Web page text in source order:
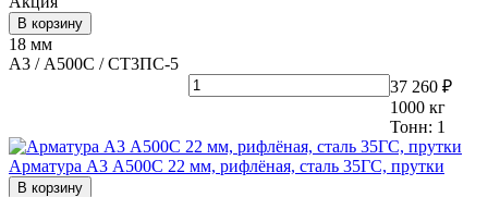
В корзину
18 мм
А3 / А500С / СТ3ПС-5
37 260 ₽
1000 кг
Тонн: 1
Арматура А3 А500С 22 мм, рифлёная, сталь 35ГС, прутки
В корзину